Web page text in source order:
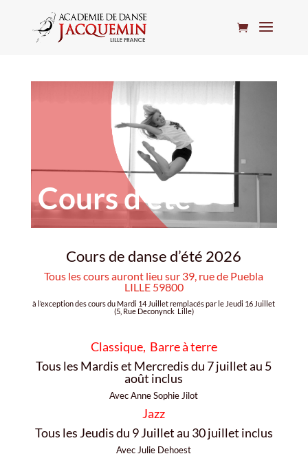
Cours d'été
Cours de danse d’été 2026
Tous les cours auront lieu sur 39, rue de Puebla
LILLE 59800
à l’exception des cours du Mardi 14 Juillet remplacés par le Jeudi 16 Juillet
(5, Rue Deconynck Lille)
Classique, Barre à terre
Tous les Mardis et Mercredis du 7 juillet au 5
août inclus
Avec Anne Sophie Jilot
Jazz
Tous les Jeudis du 9 Juillet au 30 juillet inclus
Avec Julie Dehoest